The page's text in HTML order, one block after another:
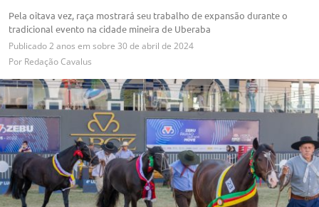
Pela oitava vez, raça mostrará seu trabalho de expansão durante o
tradicional evento na cidade mineira de Uberaba
Publicado2 anos em sobre 30 de abril de 2024
Por Redação Cavalus